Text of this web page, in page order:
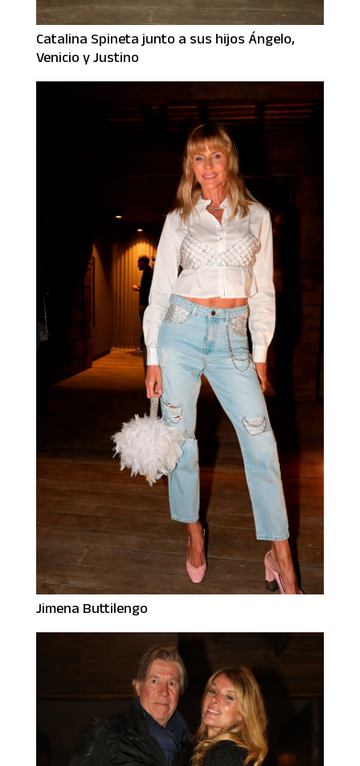
Catalina Spineta junto a sus hijos Ángelo,
Venicio y Justino
Jimena Buttilengo